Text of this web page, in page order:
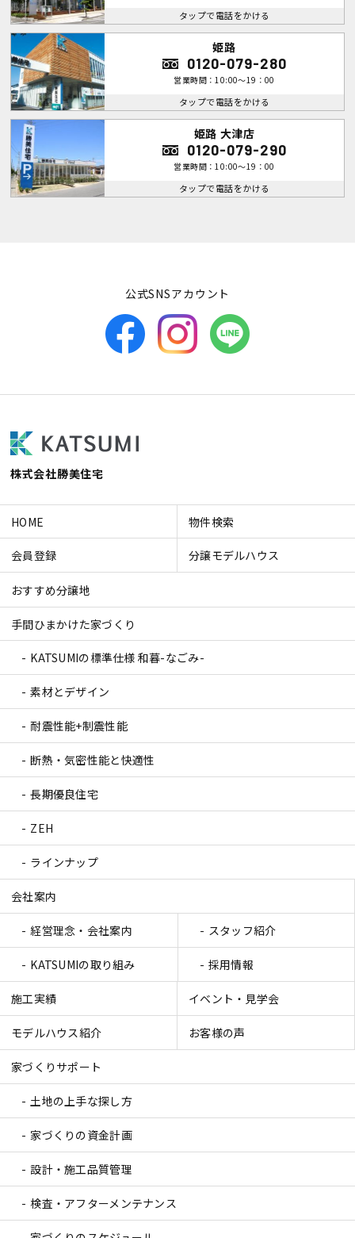
タップで電話をかける
姫路
0120-079-280
営業時間：10:00～19：00
タップで電話をかける
姫路 大津店
0120-079-290
営業時間：10:00～19：00
タップで電話をかける
公式SNSアカウント
株式会社勝美住宅
HOME 物件検索
会員登録 分譲モデルハウス
おすすめ分譲地
手間ひまかけた家づくり
KATSUMIの標準仕様 和暮-なごみ-
素材とデザイン
耐震性能+制震性能
断熱・気密性能と快適性
長期優良住宅
ZEH
ラインナップ
会社案内
経営理念・会社案内 スタッフ紹介
KATSUMIの取り組み 採用情報
施工実績 イベント・見学会
モデルハウス紹介 お客様の声
家づくりサポート
土地の上手な探し方
家づくりの資金計画
設計・施工品質管理
検査・アフターメンテナンス